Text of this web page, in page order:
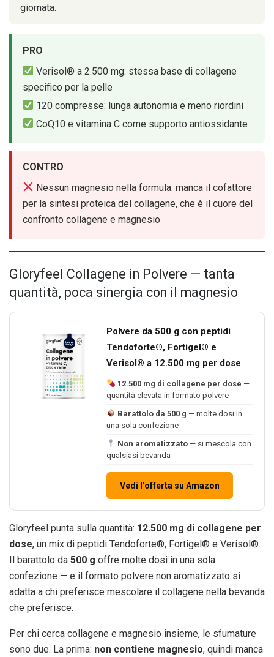
giornata.
PRO
Verisol® a 2.500 mg: stessa base di collagene
specifico per la pelle
120 compresse: lunga autonomia e meno riordini
CoQ10 e vitamina C come supporto antiossidante
CONTRO
Nessun magnesio nella formula: manca il cofattore
per la sintesi proteica del collagene, che è il cuore del
confronto collagene e magnesio
Gloryfeel Collagene in Polvere — tanta
quantità, poca sinergia con il magnesio
Polvere da 500 g con peptidi
Tendoforte®, Fortigel® e
Verisol® a 12.500 mg per dose
12.500 mg di collagene per dose —
quantità elevata in formato polvere
Barattolo da 500 g — molte dosi in
una sola confezione
Non aromatizzato— si mescola con
qualsiasi bevanda
Vedi l’offerta su Amazon
Gloryfeel punta sulla quantità: 12.500 mg di collagene per
dose, un mix di peptidi Tendoforte®, Fortigel® e Verisol®.
Il barattolo da 500 g offre molte dosi in una sola
confezione — e il formato polvere non aromatizzato si
adatta a chi preferisce mescolare il collagene nella bevanda
che preferisce.
Per chi cerca collagene e magnesio insieme, le sfumature
sono due. La prima: non contiene magnesio, quindi manca